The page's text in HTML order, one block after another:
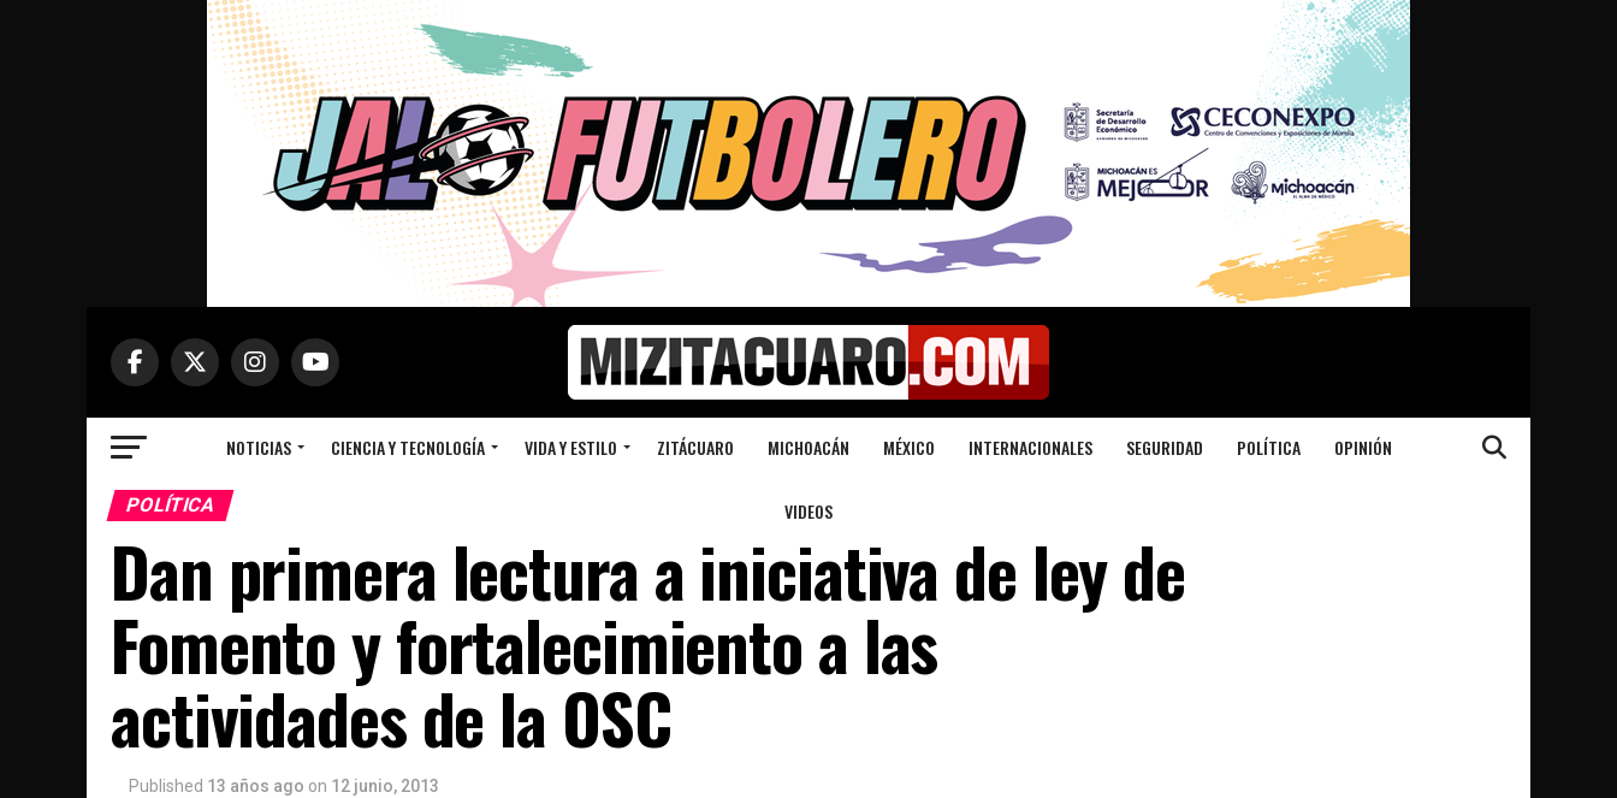
NOTICIAS CIENCIA Y TECNOLOGÍA VIDA Y ESTILO ZITÁCUARO MICHOACÁN MÉXICO INTERNACIONALES SEGURIDAD POLÍTICA OPINIÓN
VIDEOS
POLÍTICA
Dan primera lectura a iniciativa de ley de
Fomento y fortalecimiento a las
actividades de la OSC
Published 13 años ago on 12 junio, 2013